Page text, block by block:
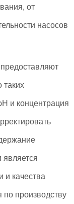
от
насосов
и концентрация
и качества
производству